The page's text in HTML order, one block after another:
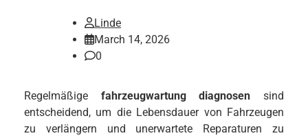
Linde
March 14, 2026
0
Regelmäßige fahrzeugwartung diagnosen sind
entscheidend, um die Lebensdauer von Fahrzeugen
zu verlängern und unerwartete Reparaturen zu